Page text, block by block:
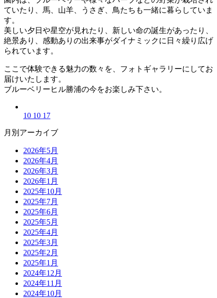
ていたり、馬、山羊、うさぎ、鳥たちも一緒に暮らしていま
す。
美しい夕日や星空が見れたり、新しい命の誕生があったり、
絶景あり、感動ありの出来事がダイナミックに日々繰り広げ
られています。
ここで体験できる魅力の数々を、フォトギャラリーにしてお
届けいたします。
ブルーベリーヒル勝浦の今をお楽しみ下さい。
10 10 17
月別アーカイブ
2026年5月
2026年4月
2026年3月
2026年1月
2025年10月
2025年7月
2025年6月
2025年5月
2025年4月
2025年3月
2025年2月
2025年1月
2024年12月
2024年11月
2024年10月